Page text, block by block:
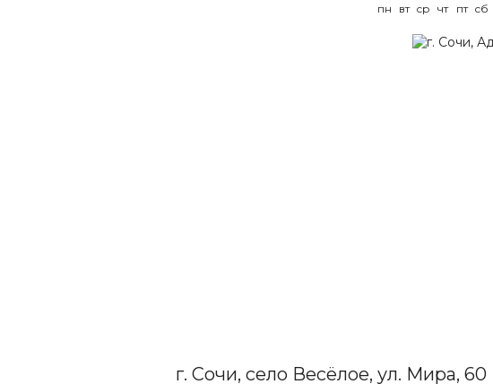
пн вт ср чт пт сб
г. Сочи, село Весёлое, ул. Мира, 60